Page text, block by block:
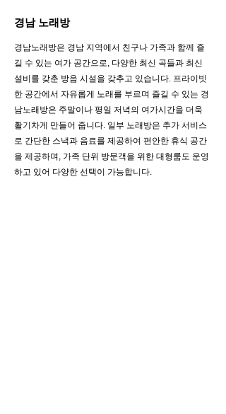
경남 노래방
경남노래방은 경남 지역에서 친구나 가족과 함께 즐
길 수 있는 여가 공간으로, 다양한 최신 곡들과 최신
설비를 갖춘 방음 시설을 갖추고 있습니다. 프라이빗
한 공간에서 자유롭게 노래를 부르며 즐길 수 있는 경
남노래방은 주말이나 평일 저녁의 여가시간을 더욱
활기차게 만들어 줍니다. 일부 노래방은 추가 서비스
로 간단한 스낵과 음료를 제공하여 편안한 휴식 공간
을 제공하며, 가족 단위 방문객을 위한 대형룸도 운영
하고 있어 다양한 선택이 가능합니다.